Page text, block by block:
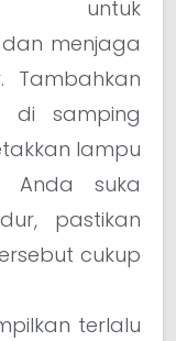
untuk
menjaga
Tambahkan
di samping
lampu
Anda suka
pastikan
cukup
terlalu